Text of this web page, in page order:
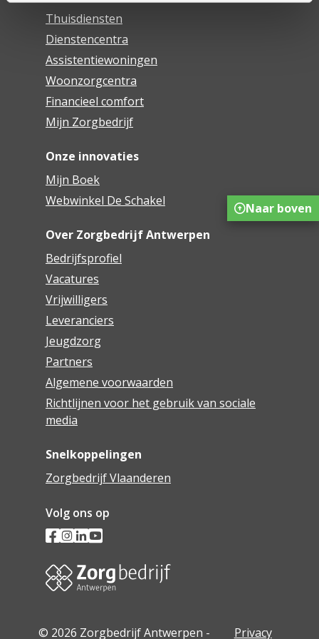
Thuisdiensten
Dienstencentra
Assistentiewoningen
Woonzorgcentra
Financieel comfort
Mijn Zorgbedrijf
Onze innovaties
Mijn Boek
Webwinkel De Schakel
Over Zorgbedrijf Antwerpen
Bedrijfsprofiel
Vacatures
Vrijwilligers
Leveranciers
Jeugdzorg
Partners
Algemene voorwaarden
Richtlijnen voor het gebruik van sociale
media
Snelkoppelingen
Zorgbedrijf Vlaanderen
Volg ons op
© 2026 Zorgbedrijf Antwerpen - Privacy
Naar boven